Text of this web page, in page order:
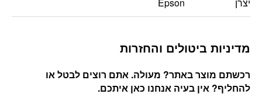
יצרן Epson
מדיניות ביטולים והחזרות
רכשתם מוצר באתר? מעולה. אתם רוצים לבטל או
להחליף? אין בעיה אנחנו כאן איתכם.